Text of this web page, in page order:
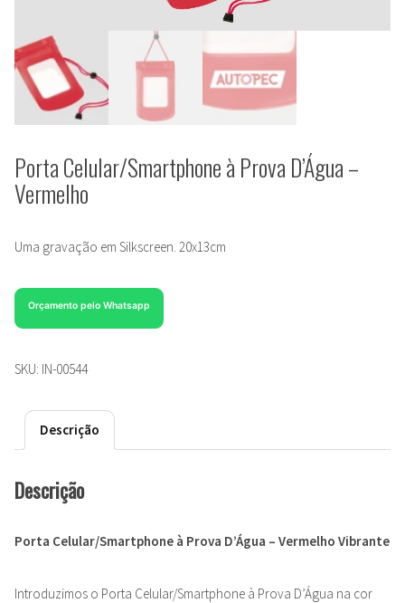
Porta Celular/Smartphone à Prova D’Água –
Vermelho
Uma gravação em Silkscreen. 20x13cm
Orçamento pelo Whatsapp
SKU: IN-00544
Descrição
Descrição
Porta Celular/Smartphone à Prova D’Água – Vermelho Vibrante
Introduzimos o Porta Celular/Smartphone à Prova D’Água na cor